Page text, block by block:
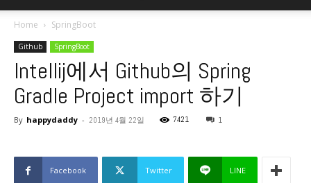
Home SpringBoot
Github SpringBoot
Intellij에서 Github의 Spring
Gradle Project import 하기
By happydaddy - 2019년 4월 22일 7421 1
Facebook Twitter LINE